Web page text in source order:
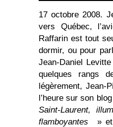
17 octobre 2008.
vers Québec,
Raffarin est tout
dormir, ou pour
Jean-Daniel
quelques rangs
légèrement, Jean-
l’heure sur son
Saint-Laurent,
flamboyantes
»